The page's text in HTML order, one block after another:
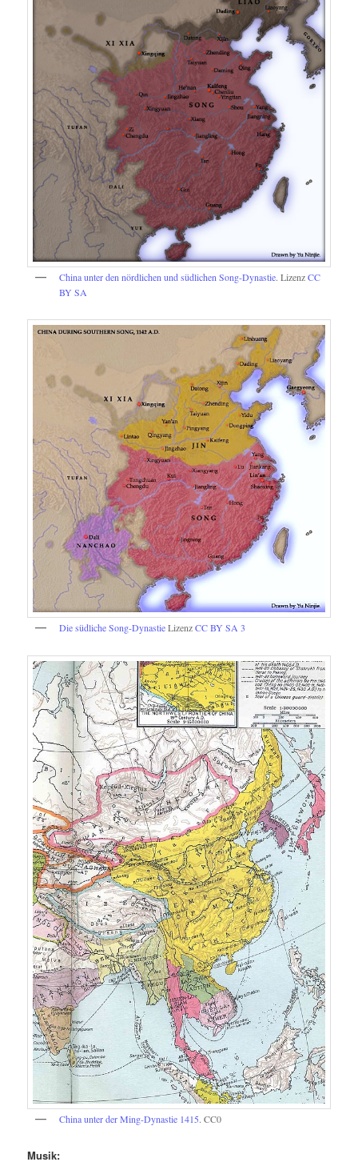
China unter den nördlichen und südlichen Song-Dynastie. LizenzCC
BY SA
Die südliche Song-DynastieLizenzCC BY SA 3
China unter der Ming-Dynastie 1415. CC0
Musik: